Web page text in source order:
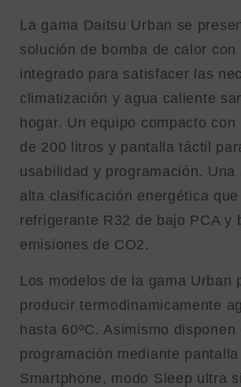
La gama Daitsu Urban se
solución de bomba de calor con
integrado para satisfacer las
climatización y agua caliente
hogar. Un equipo compacto con
de 200 litros y pantalla táctil
usabilidad y programación. Una
alta clasificación energética
refrigerante R32 de bajo PCA y
emisiones de CO2.
Los modelos de la gama Urban
producir termodinamicamente
hasta 60ºC. Asimismo disponen
programación mediante
Smartphone, modo Sleep ultra